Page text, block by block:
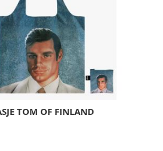
TOM OF FINLAND